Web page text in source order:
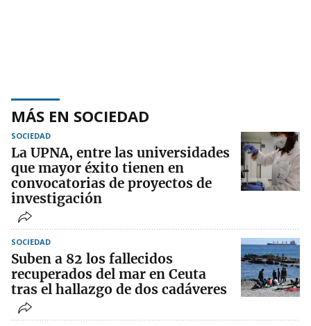
MÁS EN SOCIEDAD
SOCIEDAD
La UPNA, entre las universidades
que mayor éxito tienen en
convocatorias de proyectos de
investigación
SOCIEDAD
Suben a 82 los fallecidos
recuperados del mar en Ceuta
tras el hallazgo de dos cadáveres